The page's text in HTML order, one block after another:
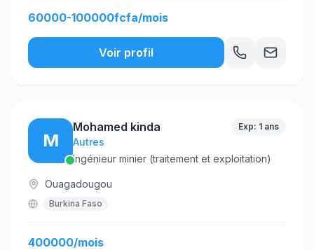
60000-100000fcfa/mois
Voir profil
M
Mohamed kinda
Autres
Exp: 1 ans
Ingénieur minier (traitement et exploitation)
Ouagadougou
Burkina Faso
400000/mois